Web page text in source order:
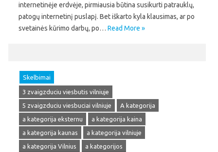
internetinėje erdvėje, pirmiausia būtina susikurti patrauklų,
patogų internetinį puslapį. Bet iškarto kyla klausimas, ar po
svetainės kūrimo darbų, po… Read More »
Skelbimai
3 zvaigzduciu viesbutis vilniuje
5 zvaigzduciu viesbuciai vilniuje
A kategorija
a kategorija eksternu
a kategorija kaina
a kategorija kaunas
a kategorija vilniuje
a kategorija Vilnius
a kategorijos